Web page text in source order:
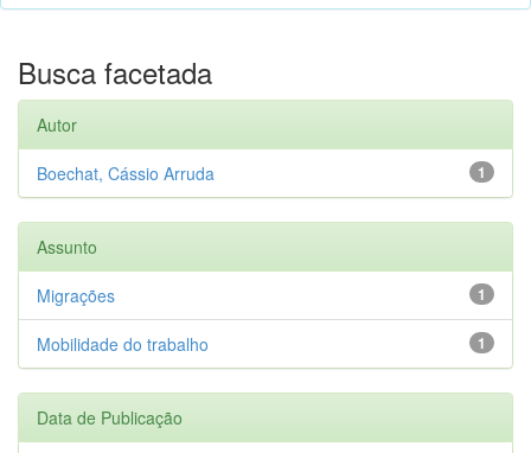
Busca facetada
Autor
1
Boechat, Cássio Arruda
Assunto
1
Migrações
1
Mobilidade do trabalho
Data de Publicação